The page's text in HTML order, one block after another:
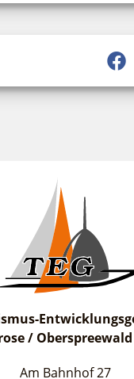
/
Am Bahnhof 27